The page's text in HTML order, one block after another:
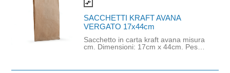
compare_arrows
SACCHETTI KRAFT AVANA
VERGATO 17x44cm
Sacchetto in carta kraft avana misura
cm. Dimensioni: 17cm x 44cm. Peso:
cartone sono presenti circa 680